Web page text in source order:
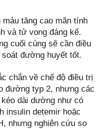
tăng cao mãn tính
và tử vong đáng kể.
cuối cùng sẽ cần điều
đường huyết tốt.
chắn về chế độ điều trị
đường typ 2, nhưng các
dài dường như có
insulin detemir hoặc
nhưng nghiên cứu so